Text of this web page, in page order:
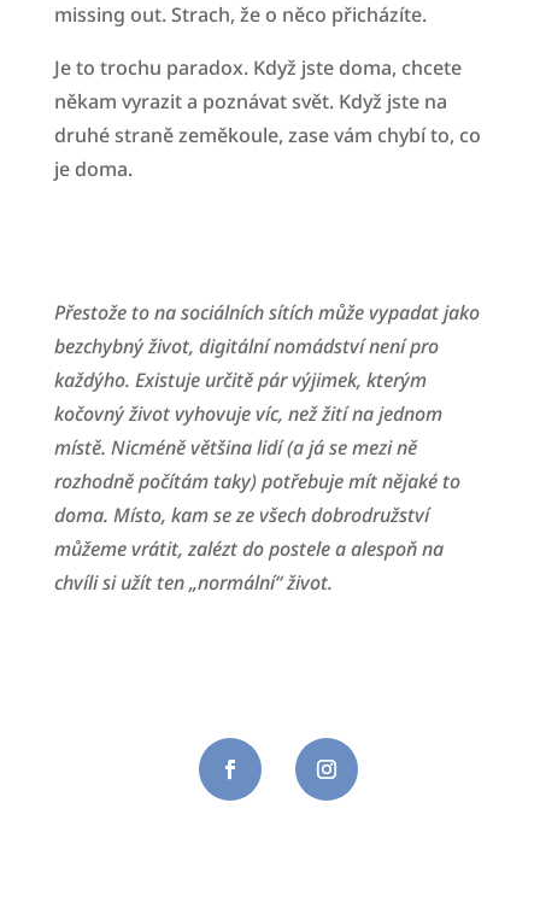
missing out. Strach, že o něco přicházíte.
Je to trochu paradox. Když jste doma, chcete
někam vyrazit a poznávat svět. Když jste na
druhé straně zeměkoule, zase vám chybí to, co
je doma.
Přestože to na sociálních sítích může vypadat jako
bezchybný život, digitální nomádství není pro
každýho. Existuje určitě pár výjimek, kterým
kočovný život vyhovuje víc, než žití na jednom
místě. Nicméně většina lidí (a já se mezi ně
rozhodně počítám taky) potřebuje mít nějaké to
doma. Místo, kam se ze všech dobrodružství
můžeme vrátit, zalézt do postele a alespoň na
chvíli si užít ten „normální“ život.